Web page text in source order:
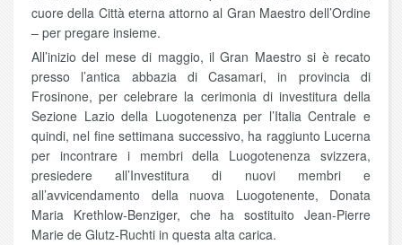
cuore della Città eterna attorno al Gran Maestro dell’Ordine
– per pregare insieme.
All’inizio del mese di maggio, il Gran Maestro si è recato
presso l’antica abbazia di Casamari, in provincia di
Frosinone, per celebrare la cerimonia di investitura della
Sezione Lazio della Luogotenenza per l’Italia Centrale e
quindi, nel fine settimana successivo, ha raggiunto Lucerna
per incontrare i membri della Luogotenenza svizzera,
presiedere all’Investitura di nuovi membri e
all’avvicendamento della nuova Luogotenente, Donata
Maria Krethlow-Benziger, che ha sostituito Jean-Pierre
Marie de Glutz-Ruchti in questa alta carica.